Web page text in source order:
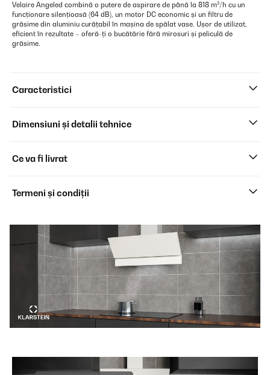
Velaire Angeled combină o putere de aspirare de până la 818 m³/h cu un
funcționare silențioasă (64 dB), un motor DC economic și un filtru de
grăsime din aluminiu curățabil în mașina de spălat vase. Ușor de utilizat,
eficient în rezultate – oferă-ți o bucătărie fără mirosuri și peliculă de
grăsime.
Caracteristici
Dimensiuni și detalii tehnice
Ce va fi livrat
Termeni și condiții